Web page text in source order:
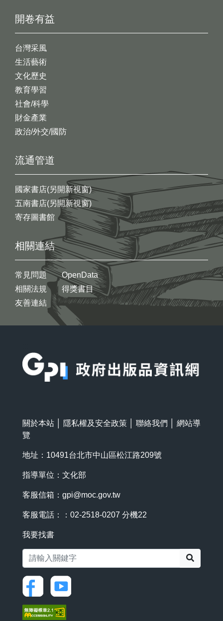
開卷有益
台灣采風
生活藝術
文化歷史
教育學習
社會/科學
財金產業
政治/外交/國防
流通管道
國家書店(另開新視窗)
五南書店(另開新視窗)
寄存圖書館
相關連結
常見問題
相關法規
友善連結
OpenData
得獎書目
關於本站 隱私權及安全政策 聯絡我們
網站導
覽
地址：10491台北市中山區松江路209號
指導單位：文化部
客服信箱： gpi@moc.gov.tw
客服電話：：02-2518-0207 分機22
我要找書